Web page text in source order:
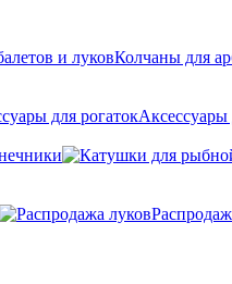
Колчаны для
Аксессуары